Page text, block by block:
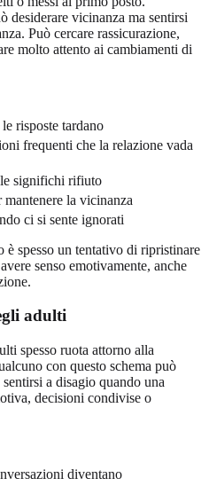
desiderare vicinanza ma sentirsi
Può cercare rassicurazione,
molto attento ai cambiamenti di
risposte tardano
frequenti che la relazione vada
significhi rifiuto
mantenere la vicinanza
ci si sente ignorati
è spesso un tentativo di ripristinare
senso emotivamente, anche
adulti
spesso ruota attorno alla
con questo schema può
a disagio quando una
decisioni condivise o
diventano